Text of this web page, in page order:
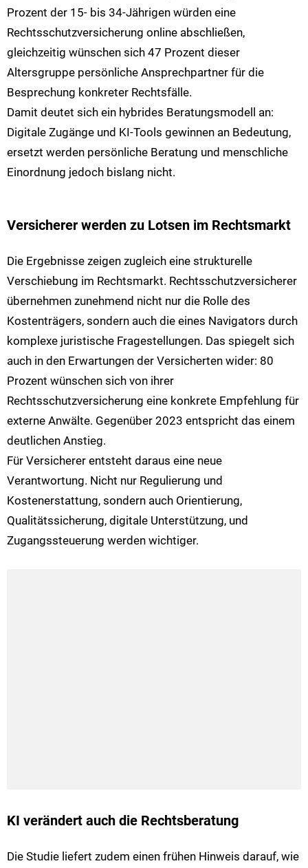
Prozent der 15- bis 34-Jährigen würden eine
Rechtsschutzversicherung online abschließen,
gleichzeitig wünschen sich 47 Prozent dieser
Altersgruppe persönliche Ansprechpartner für die
Besprechung konkreter Rechtsfälle.
Damit deutet sich ein hybrides Beratungsmodell an:
Digitale Zugänge und KI-Tools gewinnen an Bedeutung,
ersetzt werden persönliche Beratung und menschliche
Einordnung jedoch bislang nicht.
Versicherer werden zu Lotsen im Rechtsmarkt
Die Ergebnisse zeigen zugleich eine strukturelle
Verschiebung im Rechtsmarkt. Rechtsschutzversicherer
übernehmen zunehmend nicht nur die Rolle des
Kostenträgers, sondern auch die eines Navigators durch
komplexe juristische Fragestellungen. Das spiegelt sich
auch in den Erwartungen der Versicherten wider: 80
Prozent wünschen sich von ihrer
Rechtsschutzversicherung eine konkrete Empfehlung für
externe Anwälte. Gegenüber 2023 entspricht das einem
deutlichen Anstieg.
Für Versicherer entsteht daraus eine neue
Verantwortung. Nicht nur Regulierung und
Kostenerstattung, sondern auch Orientierung,
Qualitätssicherung, digitale Unterstützung, und
Zugangssteuerung werden wichtiger.
KI verändert auch die Rechtsberatung
Die Studie liefert zudem einen frühen Hinweis darauf, wie